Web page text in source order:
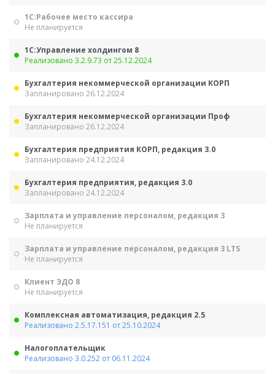
1С:Рабочее место кассира
Не планируется
1С:Управление холдингом 8
Реализовано 3.2.9.73 от 25.12.2024
Бухгалтерия некоммерческой организации КОРП
Запланировано 26.12.2024
Бухгалтерия некоммерческой организации Проф
Запланировано 26.12.2024
Бухгалтерия предприятия КОРП, редакция 3.0
Запланировано 24.12.2024
Бухгалтерия предприятия, редакция 3.0
Запланировано 24.12.2024
Зарплата и управление персоналом, редакция 3
Не планируется
Зарплата и управление персоналом, редакция 3 LTS
Не планируется
Клиент ЭДО 8
Не планируется
Комплексная автоматизация, редакция 2.5
Реализовано 2.5.17.151 от 25.10.2024
Налогоплательщик
Реализовано 3.0.252 от 06.11.2024